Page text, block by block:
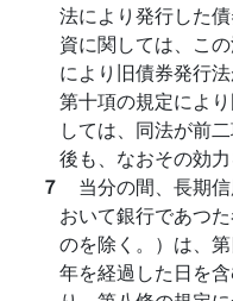
法により発行した
資に関しては、こ
により旧債券発行
第十項の規定によ
しては、同法が前
後も、なおその効力
７ 当分の間、長期
おいて銀行であつ
のを除く。）は、
年を経過した日を